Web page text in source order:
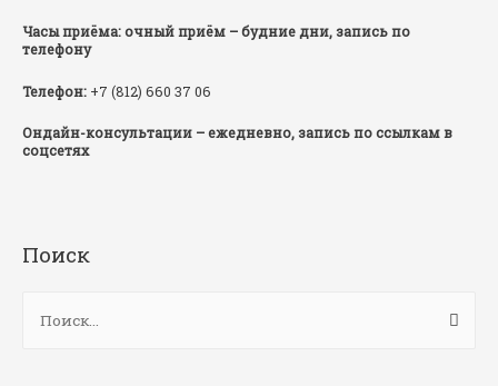
Часы приёма: очный приём – будние дни, запись по
телефону
Телефон: +7 (812) 660 37 06
Ондайн-консультации – ежедневно, запись по ссылкам в
соцсетях
Поиск